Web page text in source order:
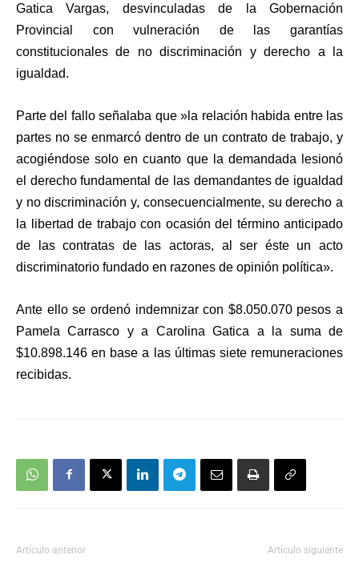
Gatica Vargas, desvinculadas de la Gobernación
Provincial con vulneración de las garantías
constitucionales de no discriminación y derecho a la
igualdad.
Parte del fallo señalaba que »la relación habida entre las
partes no se enmarcó dentro de un contrato de trabajo, y
acogiéndose solo en cuanto que la demandada lesionó
el derecho fundamental de las demandantes de igualdad
y no discriminación y, consecuencialmente, su derecho a
la libertad de trabajo con ocasión del término anticipado
de las contratas de las actoras, al ser éste un acto
discriminatorio fundado en razones de opinión política».
Ante ello se ordenó indemnizar con $8.050.070 pesos a
Pamela Carrasco y a Carolina Gatica a la suma de
$10.898.146 en base a las últimas siete remuneraciones
recibidas.
Artículo anterior Artículo siguiente